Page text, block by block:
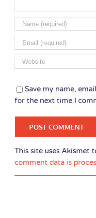
Save my name,
for the next time I
This site uses Akismet
comment data is